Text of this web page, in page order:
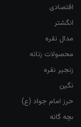
اقتصادی
انگشتر
مدال نقره
محصولات زنانه
زنجیر نقره
نگین
حرز امام جواد (ع)
بچه گانه